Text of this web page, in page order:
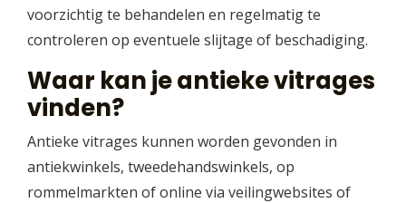
voorzichtig te behandelen en regelmatig te
controleren op eventuele slijtage of beschadiging.
Waar kan je antieke vitrages
vinden?
Antieke vitrages kunnen worden gevonden in
antiekwinkels, tweedehandswinkels, op
rommelmarkten of online via veilingwebsites of